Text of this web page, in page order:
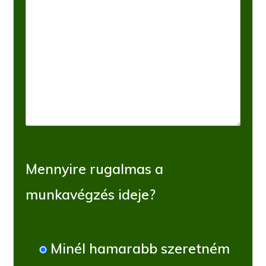
Mennyire rugalmas a
munkavégzés ideje?
Minél hamarabb szeretném